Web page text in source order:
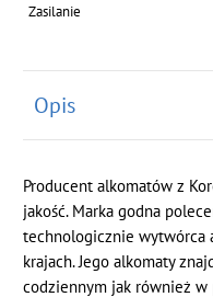
Zasilanie
Opis
Producent alkomatów z
jakość. Marka godna
technologicznie
krajach. Jego alkomaty
codziennym jak również w